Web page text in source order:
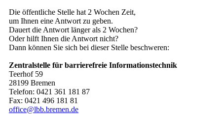
Die öffentliche Stelle hat 2 Wochen Zeit,
um Ihnen eine Antwort zu geben.
Dauert die Antwort länger als 2 Wochen?
Oder hilft Ihnen die Antwort nicht?
Dann können Sie sich bei dieser Stelle beschweren:
Zentralstelle für barrierefreie Informationstechnik
Teerhof 59
28199 Bremen
Telefon: 0421 361 181 87
Fax: 0421 496 181 81
office@lbb.bremen.de